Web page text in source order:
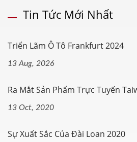
Tin Tức Mới Nhất
Triển Lãm Ô Tô Frankfurt 2024
13 Aug, 2026
Ra Mắt Sản Phẩm Trực Tuyến
13 Oct, 2020
Sự Xuất Sắc Của Đài Loan 2020